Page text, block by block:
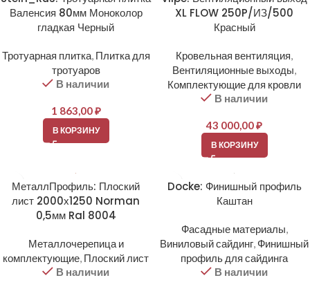
Валенсия 80мм Моноколор
гладкая Черный
Тротуарная плитка, Плитка для
тротуаров
В наличии
1 863,00₽
В КОРЗИНУ
XL FLOW 250P/ИЗ/500
Красный
Кровельная вентиляция,
Вентиляционные выходы,
Комплектующие для кровли
В наличии
43 000,00₽
В КОРЗИНУ
МеталлПрофиль: Плоский
лист 2000х1250 Norman
0,5мм Ral 8004
Металлочерепица и
комплектующие, Плоский лист
В наличии
Docke: Финишный профиль
Каштан
Фасадные материалы,
Виниловый сайдинг, Финишный
профиль для сайдинга
В наличии